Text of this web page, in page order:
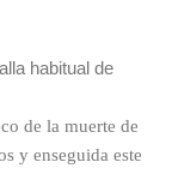
habitual de
de la muerte de
y enseguida este